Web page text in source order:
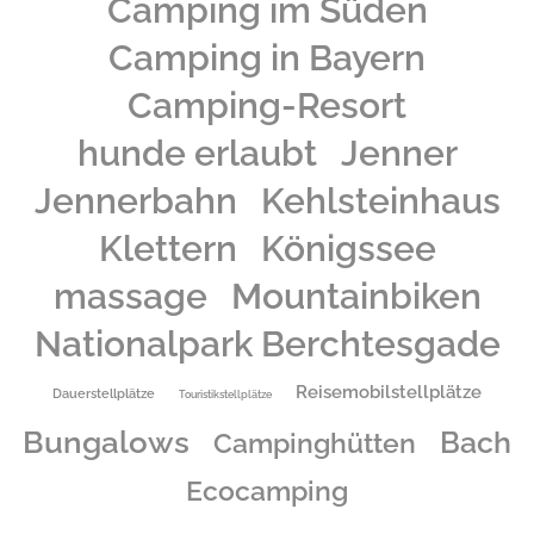
Camping im Süden
Camping in Bayern
Camping-Resort
hunde erlaubt Jenner
Jennerbahn
Kehlsteinhaus
Klettern
Königssee
massage
Mountainbiken
Nationalpark Berchtesgade
Dauerstellplätze Touristikstellplätze Reisemobilstellplätze
Bungalows Campinghütten Bach
Ecocamping